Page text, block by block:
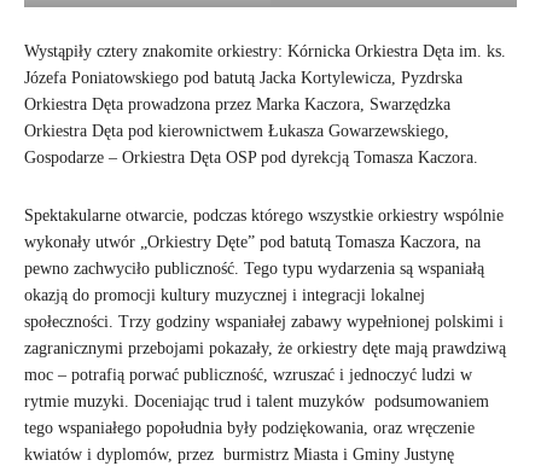
Wystąpiły cztery znakomite orkiestry: Kórnicka Orkiestra Dęta im. ks.
Józefa Poniatowskiego pod batutą Jacka Kortylewicza, Pyzdrska
Orkiestra Dęta prowadzona przez Marka Kaczora, Swarzędzka
Orkiestra Dęta pod kierownictwem Łukasza Gowarzewskiego,
Gospodarze – Orkiestra Dęta OSP pod dyrekcją Tomasza Kaczora.
Spektakularne otwarcie, podczas którego wszystkie orkiestry wspólnie
wykonały utwór „Orkiestry Dęte” pod batutą Tomasza Kaczora, na
pewno zachwyciło publiczność. Tego typu wydarzenia są wspaniałą
okazją do promocji kultury muzycznej i integracji lokalnej
społeczności. Trzy godziny wspaniałej zabawy wypełnionej polskimi i
zagranicznymi przebojami pokazały, że orkiestry dęte mają prawdziwą
moc – potrafią porwać publiczność, wzruszać i jednoczyć ludzi w
rytmie muzyki. Doceniając trud i talent muzyków podsumowaniem
tego wspaniałego popołudnia były podziękowania, oraz wręczenie
kwiatów i dyplomów, przez burmistrz Miasta i Gminy Justynę